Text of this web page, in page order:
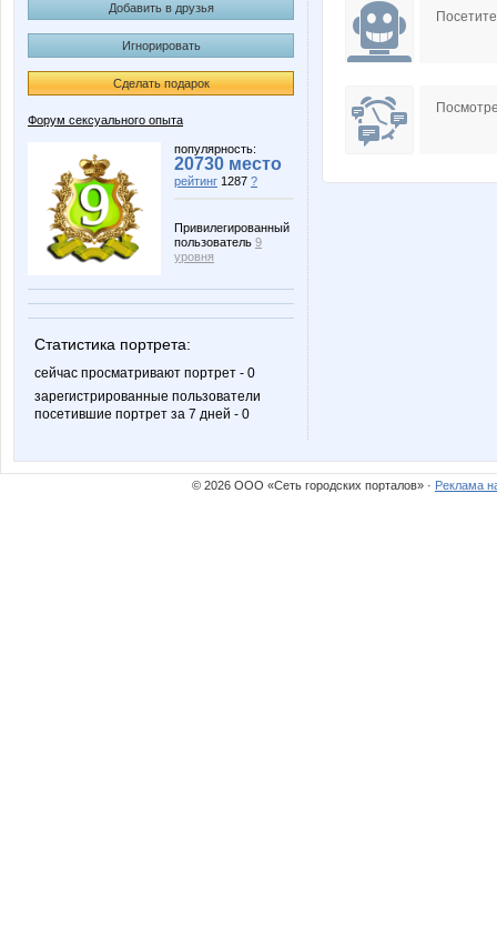
Добавить в друзья
Игнорировать
Сделать подарок
Форум сексуального опыта
популярность:
20730 место
рейтинг 1287 ?
Привилегированный
пользователь 9
уровня
Статистика портрета:
сейчас просматривают портрет - 0
зарегистрированные пользователи
посетившие портрет за 7 дней - 0
© 2026 ООО «Сеть городских порталов» · Реклама